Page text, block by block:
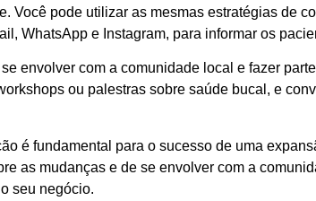
Você pode utilizar as mesmas estratégias de
WhatsApp e Instagram, para informar os
envolver com a comunidade local e fazer
ou palestras sobre saúde bucal, e
é fundamental para o sucesso de uma
as mudanças e de se envolver com a
seu negócio.